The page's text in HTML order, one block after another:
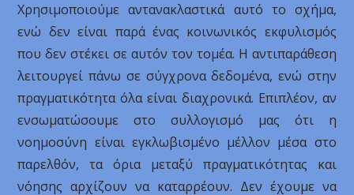
Χρησιμοποιούμε αντανακλαστικά αυτό το σχήμα,
ενώ δεν είναι παρά ένας κοινωνικός εκφυλισμός
που δεν στέκει σε αυτόν τον τομέα. Η αντιπαράθεση
λειτουργεί πάνω σε σύγχρονα δεδομένα, ενώ στην
πραγματικότητα όλα είναι διαχρονικά. Επιπλέον, αν
ενσωματώσουμε στο συλλογισμό μας ότι η
νοημοσύνη είναι εγκλωβισμένο μέλλον μέσα στο
παρελθόν, τα όρια μεταξύ πραγματικότητας και
νόησης αρχίζουν να καταρρέουν. Δεν έχουμε να